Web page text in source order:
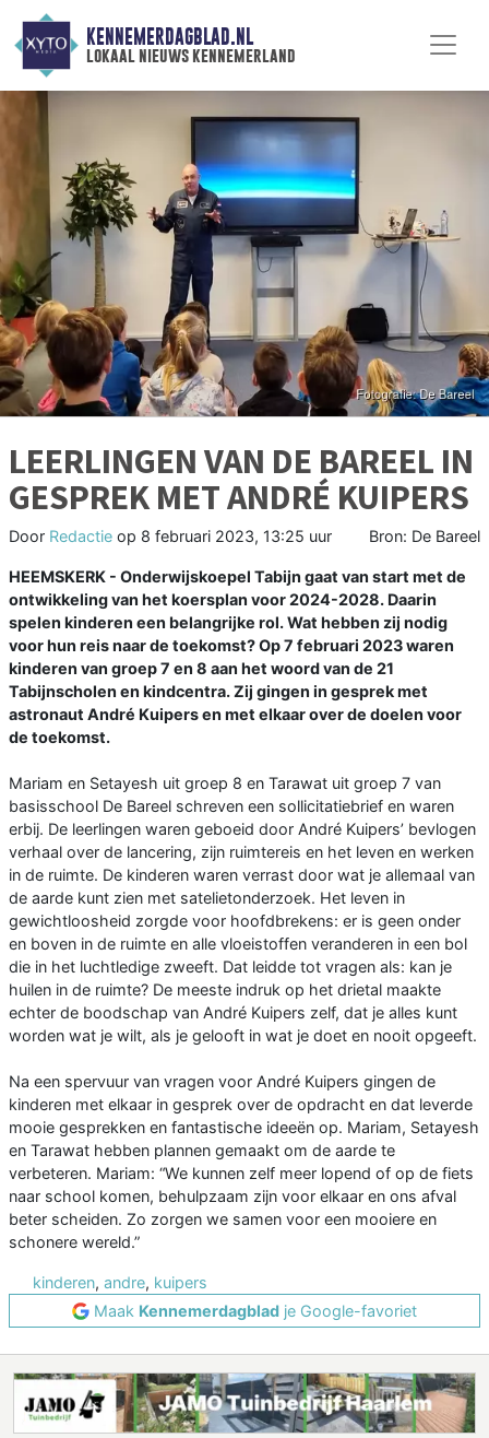
KENNEMERDAGBLAD.NL
lokaal nieuws kennemerland
LEERLINGEN VAN DE BAREEL IN
GESPREK MET ANDRÉ KUIPERS
Door Redactie op 8 februari 2023, 13:25 uur Bron: De Bareel
HEEMSKERK - Onderwijskoepel Tabijn gaat van start met de
ontwikkeling van het koersplan voor 2024-2028. Daarin
spelen kinderen een belangrijke rol. Wat hebben zij nodig
voor hun reis naar de toekomst? Op 7 februari 2023 waren
kinderen van groep 7 en 8 aan het woord van de 21
Tabijnscholen en kindcentra. Zij gingen in gesprek met
astronaut André Kuipers en met elkaar over de doelen voor
de toekomst.
Mariam en Setayesh uit groep 8 en Tarawat uit groep 7 van
basisschool De Bareel schreven een sollicitatiebrief en waren
erbij. De leerlingen waren geboeid door André Kuipers’ bevlogen
verhaal over de lancering, zijn ruimtereis en het leven en werken
in de ruimte. De kinderen waren verrast door wat je allemaal van
de aarde kunt zien met satelietonderzoek. Het leven in
gewichtloosheid zorgde voor hoofdbrekens: er is geen onder
en boven in de ruimte en alle vloeistoffen veranderen in een bol
die in het luchtledige zweeft. Dat leidde tot vragen als: kan je
huilen in de ruimte? De meeste indruk op het drietal maakte
echter de boodschap van André Kuipers zelf, dat je alles kunt
worden wat je wilt, als je gelooft in wat je doet en nooit opgeeft.
Na een spervuur van vragen voor André Kuipers gingen de
kinderen met elkaar in gesprek over de opdracht en dat leverde
mooie gesprekken en fantastische ideeën op. Mariam, Setayesh
en Tarawat hebben plannen gemaakt om de aarde te
verbeteren. Mariam: “We kunnen zelf meer lopend of op de fiets
naar school komen, behulpzaam zijn voor elkaar en ons afval
beter scheiden. Zo zorgen we samen voor een mooiere en
schonere wereld.”
kinderen, andre, kuipers
Maak Kennemerdagblad je Google-favoriet